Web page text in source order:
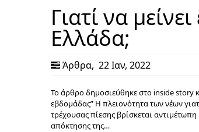
Γιατί να
Ελλάδα;
Άρθρα, 22 Ιαν, 2022
Το άρθρο δημοσιεύθηκε στο inside story
εβδομάδας” Η πλειονότητα των νέων
τρέχουσας πίεσης βρίσκεται
απόκτησης της…